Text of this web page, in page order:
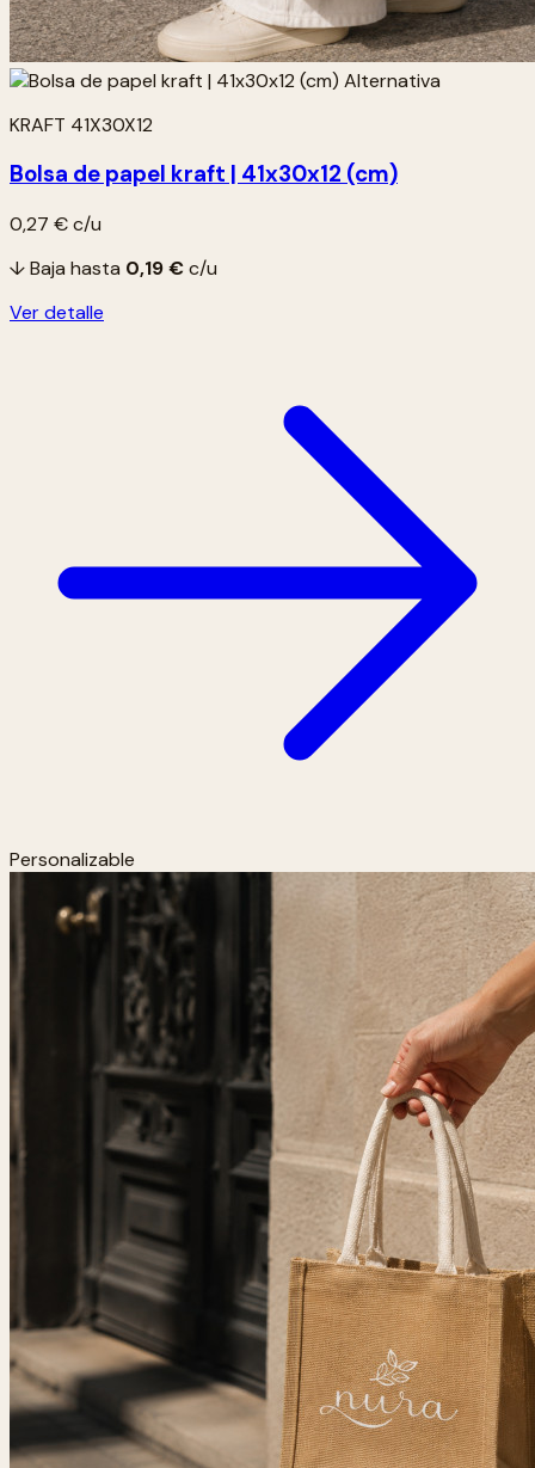
KRAFT 41X30X12
Bolsa de papel kraft | 41x30x12 (cm)
0,27 €c/u
↓ Baja hasta 0,19 €c/u
Ver detalle
Personalizable